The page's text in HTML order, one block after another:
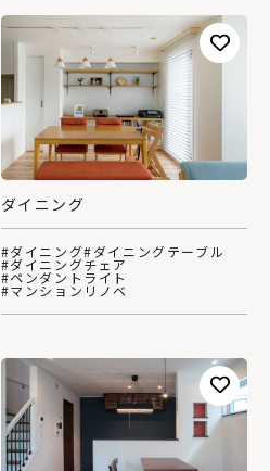
ダイニング
#ダイニング#ダイニングテーブル
#ダイニングチェア
#ペンダントライト
#マンションリノベ